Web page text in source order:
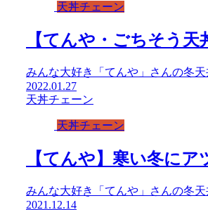
天丼チェーン
【てんや・ごちそう
みんな大好き「てんや」さんの冬
2022.01.27
天丼チェーン
天丼チェーン
【てんや】寒い冬に
みんな大好き「てんや」さんの冬
2021.12.14